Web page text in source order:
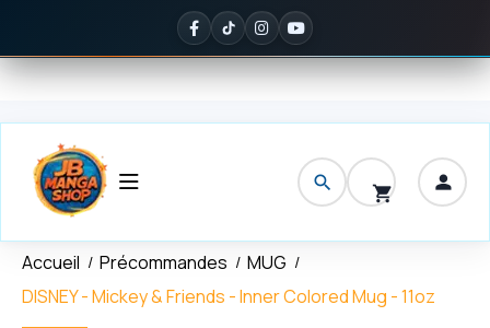
dès 150 € d'achat ✦ Noté 5/5 sur Google
Accueil Précommandes
MUG
DISNEY - Mickey & Friends - Inner Colored Mug - 11oz
Panneau de gestion des cookies